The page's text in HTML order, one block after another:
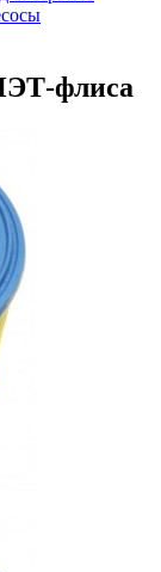
флиса